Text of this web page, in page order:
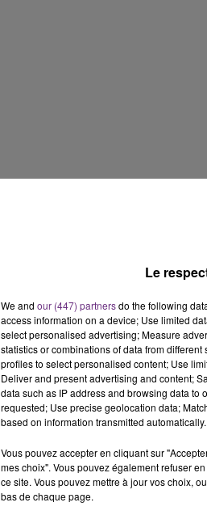
Le
We and our (447) partnersdo the following
access information on a device; Use limited
select personalised advertising; Measure
statistics or combinations of data from
profiles to select personalised content; Use
Deliver and present advertising and content;
data such as IP address and browsing data
requested; Use precise geolocation data;
based on information transmitted automatically.
Vous pouvez accepter en cliquant sur
mes choix". Vous pouvez également refuser
ce site. Vous pouvez mettre à jour vos choix,
bas de chaque page.